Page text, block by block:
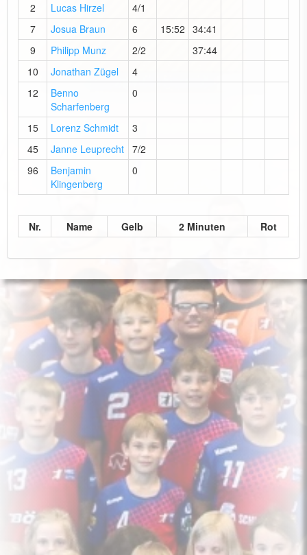
2
Lucas Hirzel
4/1
7
Josua Braun 6 15:52 34:41
9
Philipp Munz 2/2
37:44
10
Jonathan Zügel
4
12
Benno
Scharfenberg
0
15 Lorenz Schmidt
3
45
Janne Leuprecht 7/2
96
Benjamin
Klingenberg
0
Nr. Name Gelb 2 Minuten Rot